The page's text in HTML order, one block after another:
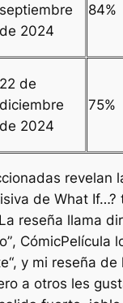
septiembre
de 2024
84%
22 de
diciembre
de 2024
75%
revelan
de What If…?
reseña llama
, CómicPelícula
“, y mi reseña de
a otros les